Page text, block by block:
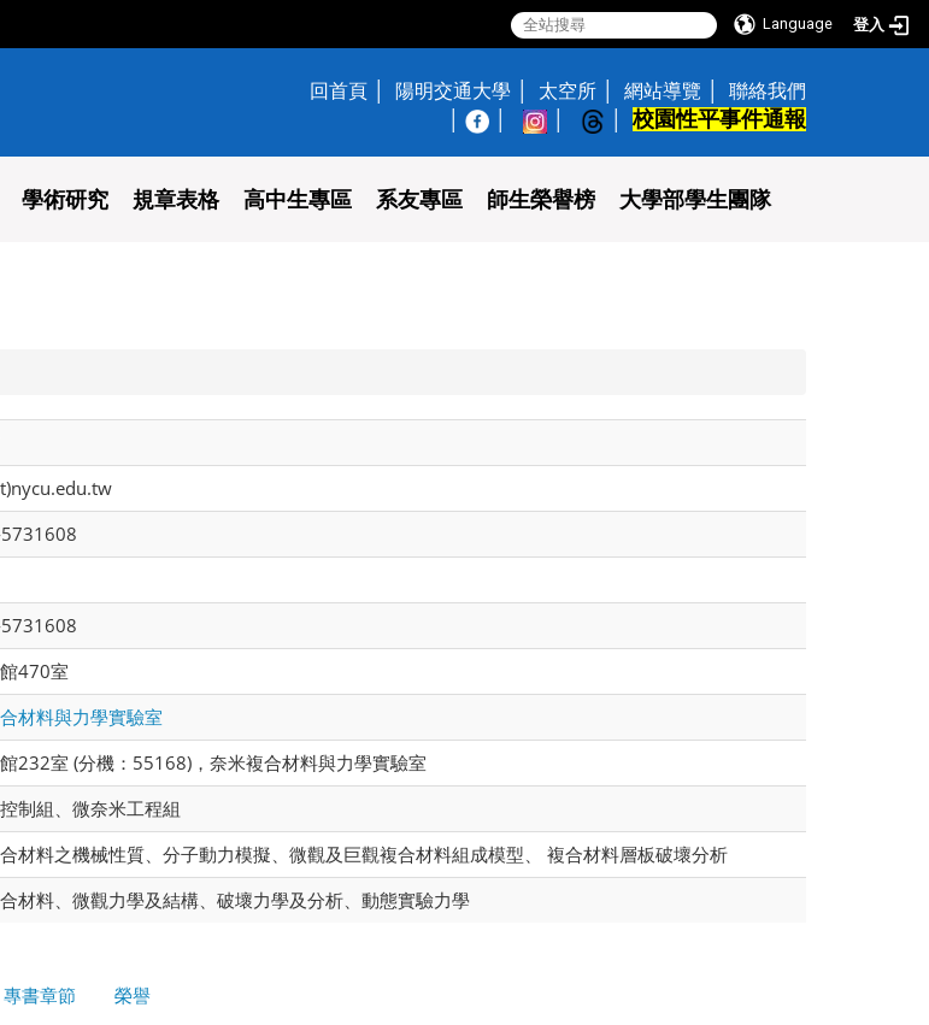
Language 登入
回首頁 陽明交通大學 太空所 網站導覽
聯絡我們
校園性平事件通報
學術研究 規章表格 高中生專區 系友專區 師生榮譽榜 大學部學生團隊
470室
材料與力學實驗室
232室 (分機：55168)，奈米複合材料與力學實驗室
制組、微奈米工程組
材料之機械性質、分子動力模擬、微觀及巨觀複合材料組成模型、 複合材料層板破壞分析
材料、微觀力學及結構、破壞力學及分析、動態實驗力學
書章節 榮譽